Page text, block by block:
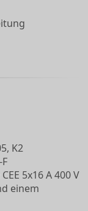
K2
5x16 A 400 V
einem